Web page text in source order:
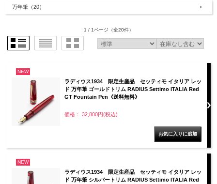
万年筆（20）
1 / 1ページ （全20件）
NEW
ラディウス1934 限定生産品 セッティモ イタリア レッ
ド 万年筆 ゴールドトリム RADIUS Settimo ITALIA Red
GT Fountain Pen《送料無料》
価格： 32,800円(税込)
NEW
ラディウス1934 限定生産品 セッティモ イタリア レッ
ド 万年筆 シルバートリム RADIUS Settimo ITALIA Red